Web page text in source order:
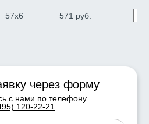
57х6 571 руб.
через форму
с нами по телефону
120-22-21